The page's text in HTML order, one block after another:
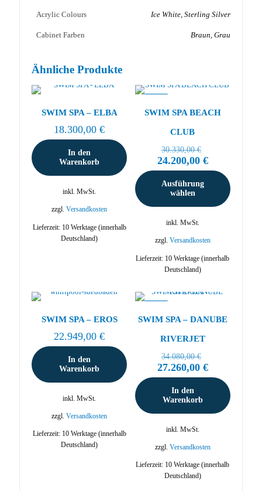
Acrylic Colours Ice White, Sterling Silver
Cabinet Farben Braun, Grau
Ähnliche Produkte
SWIM SPA – ELBA
18.300,00€
In den
Warenkorb
inkl. MwSt.
zzgl. Versandkosten
Lieferzeit: 10 Werktage (innerhalb
Deutschland)
SWIM SPA BEACH
CLUB
30.330,00€
Preis
war:
30.330,00 €
24.200,00 €Aktueller
Preis
24.200,00 €.
Ausführung
wählen
inkl. MwSt.
zzgl. Versandkosten
Lieferzeit: 10 Werktage (innerhalb
Deutschland)
Produkt
mehrere
auf.
Die
Optionen
können
der
werden
SWIM SPA – EROS
22.949,00€
In den
Warenkorb
inkl. MwSt.
zzgl.Versandkosten
Lieferzeit: 10 Werktage (innerhalb
Deutschland)
SWIM SPA – DANUBE
RIVERJET
34.080,00€
Preis
war:
34.080,00 €
27.260,00 €Aktueller
Preis
27.260,00 €.
In den
Warenkorb
inkl. MwSt.
zzgl. Versandkosten
Lieferzeit: 10 Werktage (innerhalb
Deutschland)